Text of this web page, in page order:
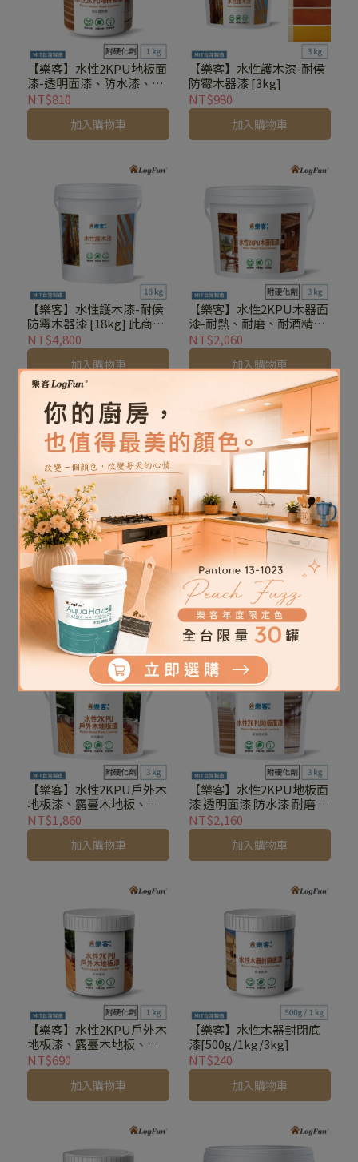
【樂客】水性2KPU地板面
漆-透明面漆、防水漆、耐
磨、耐酒精[1kg]
NT$810
加入購物車
【樂客】水性護木漆-耐侯
防霉木器漆 [3kg]
NT$980
加入購物車
【樂客】水性護木漆-耐侯
防霉木器漆 [18kg] 此商品
恕無法退貨
NT$4,800
加入購物車
【樂客】水性2KPU木器面
漆-耐熱、耐磨、耐酒精
[3kg]
NT$2,060
加入購物車
【樂客】水性PU木地板漆
-木地板漆、居家地板
漆 [3kg]
NT$1,320
加入購物車
【樂客】水性PU家具面漆-
透明、防霉面漆 [3kg]
NT$1,680
加入購物車
【樂客】水性2KPU戶外木
地板漆、露臺木地板、木
棧道專用 [3kg]
NT$1,860
加入購物車
【樂客】水性2KPU地板面
漆 透明面漆 防水漆 耐磨 耐
酒精 [3kg]
NT$2,160
加入購物車
【樂客】水性2KPU戶外木
地板漆、露臺木地板、木
棧道專用[1kg]
NT$690
加入購物車
【樂客】水性木器封閉底
漆[500g/1kg/3kg]
NT$240
加入購物車